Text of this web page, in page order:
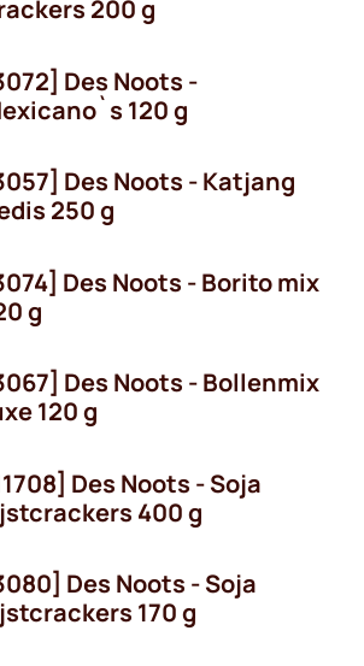
200 g
Des Noots -
120 g
Des Noots - Katjang
250 g
Des Noots - Borito mix
g
Des Noots - Bollenmix
120 g
Des Noots - Soja
400 g
Des Noots - Soja
170 g